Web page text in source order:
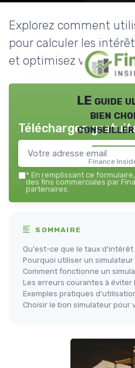
Explorez comment
pour calculer les
et optimisez vos
LE guide
bien
Finance
Téléchargez
* En remplissant ce
des fins commerciales par
partenaires.
SOMMAIRE
Qu'est-ce que le taux d'intérêt
Pourquoi utiliser un
Comment fonctionne un
Les erreurs courantes à
Exemples pratiques
Choisir le bon simulateur pour